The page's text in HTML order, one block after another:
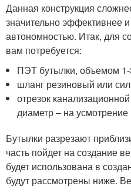
Данная конструкция
значительно эффективнее
автономностью. Итак, для
вам потребуется:
ПЭТ бутылки, объемом 1-
шланг резиновый или
отрезок
диаметр – на усмотрение
Бутылки разрезают
часть пойдет на создание
будет использована в
будут рассмотрены ниже.